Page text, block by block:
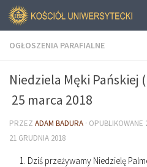
OGŁOSZENIA PARAFIALNE
Niedziela Męki Pańskiej
25 marca 2018
PRZEZ ADAM BADURA · OPUBLIKOWANE
21 GRUDNIA 2018
Dziś przeżywamy Niedzielę